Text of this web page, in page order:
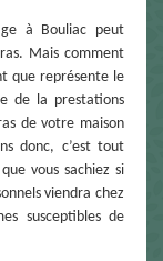
à Bouliac peut
Mais comment
que représente le
de la prestations
de votre maison
donc, c’est tout
vous sachiez si
viendra chez
susceptibles de